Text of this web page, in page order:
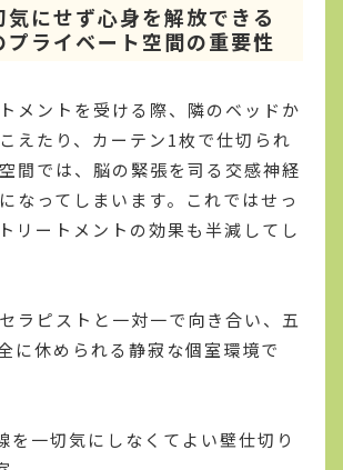
気にせず心身を解放できる
プライベート空間の重要性
メントを受ける際、隣のベッドか
えたり、カーテン1枚で仕切られ
間では、脳の緊張を司る交感神経
なってしまいます。これではせっ
リートメントの効果も半減してし
ラピストと一対一で向き合い、五
に休められる静寂な個室環境で
を一切気にしなくてよい壁仕切り